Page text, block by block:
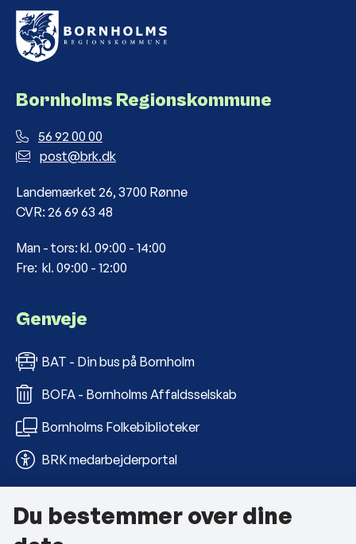
Bornholms Regionskommune
56 92 00 00
post@brk.dk
Landemærket 26, 3700 Rønne
CVR: 26 69 63 48
Man - tors: kl. 09:00 - 14:00
Fre: kl. 09:00 - 12:00
Genveje
BAT - Din bus på Bornholm
BOFA - Bornholms Affaldsselskab
Bornholms Folkebiblioteker
BRK medarbejderportal
Om kommunen
Du bestemmer over dine